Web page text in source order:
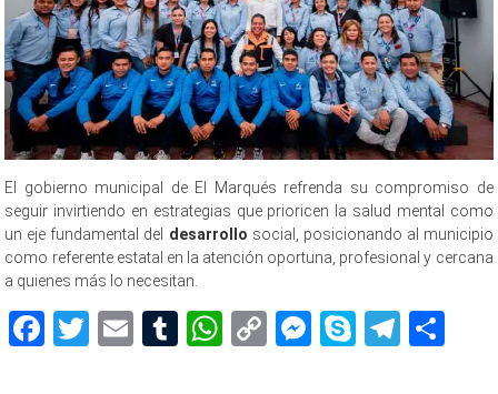
El gobierno municipal de El Marqués refrenda su compromiso de
seguir invirtiendo en estrategias que prioricen la salud mental como
un eje fundamental del desarrollo social, posicionando al municipio
como referente estatal en la atención oportuna, profesional y cercana
a quienes más lo necesitan.
Facebook
Twitter
EmailTumblr
WhatsApp
CopyMessenger
Skype